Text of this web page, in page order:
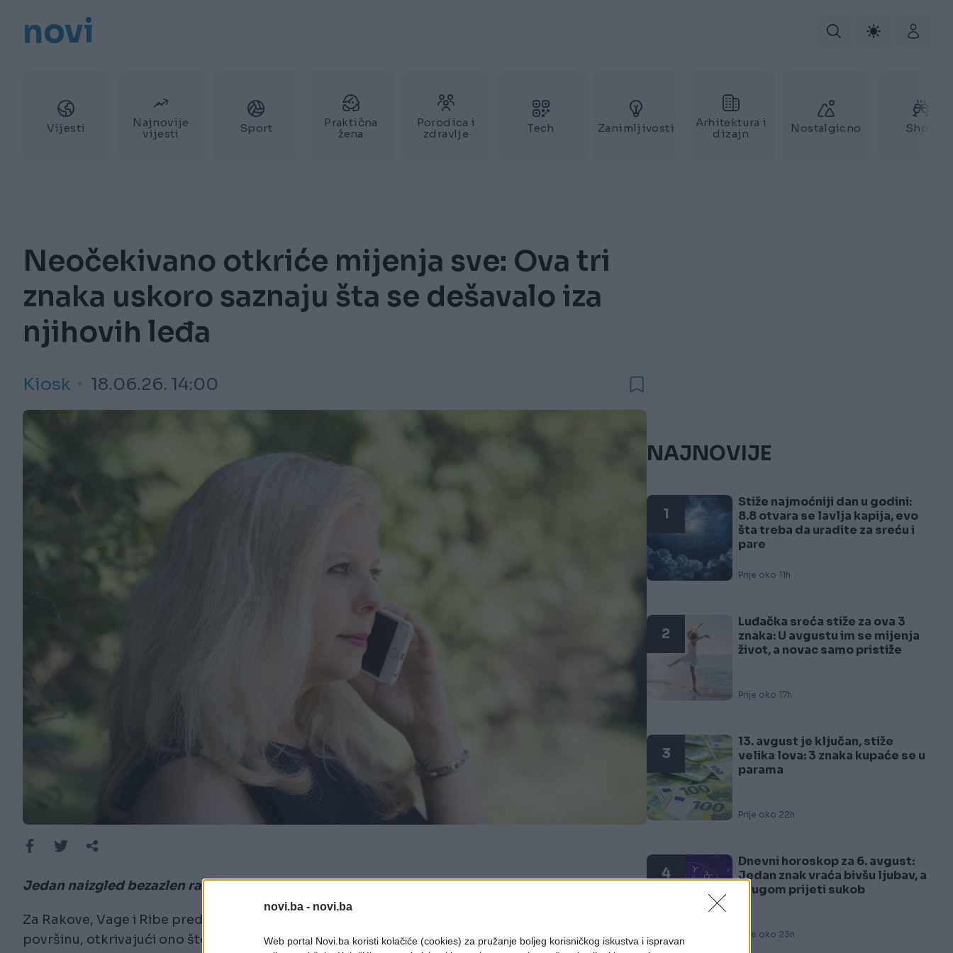
novi.ba - novi.ba
Web portal Novi.ba koristi kolačiće (cookies) za pružanje boljeg korisničkog iskustva i ispravan
novi
Vijesti
Najnovije
vijesti
Sport
Praktična
žena
Porodica i
zdravlje
Tech Zanimljivosti
Arhitektura i
dizajn
Nostalgicno Show
Neočekivano otkriće mijenja sve: Ova tri
znaka uskoro saznaju šta se dešavalo iza
njihovih leđa
Kiosk 18.06.26. 14:00
Jedan naizgled bezazlen razgovor mogao bi donijeti odgovore koje su dugo tražili.
Za Rakove, Vage i Ribe predstoji period u kojem će pojedine skrivene informacije isplivati na
površinu, otkrivajući ono što im je do sada bilo nepoznato.
NAJNOVIJE
1
Stiže najmoćniji dan u godini:
8.8 otvara se lavlja kapija, evo
šta treba da uradite za sreću i
pare
Prije oko 11h
2
Luđačka sreća stiže za ova 3
znaka: U avgustu im se mijenja
život, a novac samo pristiže
Prije oko 17h
3
13. avgust je ključan, stiže
velika lova: 3 znaka kupaće se u
parama
Prije oko 22h
4
Dnevni horoskop za 6. avgust:
Jedan znak vraća bivšu ljubav, a
drugom prijeti sukob
Prije oko 23h